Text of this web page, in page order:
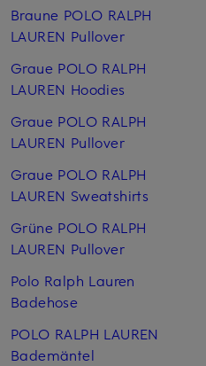
Braune POLO RALPH
LAUREN Pullover
Graue POLO RALPH
LAUREN Hoodies
Graue POLO RALPH
LAUREN Pullover
Graue POLO RALPH
LAUREN Sweatshirts
Grüne POLO RALPH
LAUREN Pullover
Polo Ralph Lauren
Badehose
POLO RALPH LAUREN
Bademäntel